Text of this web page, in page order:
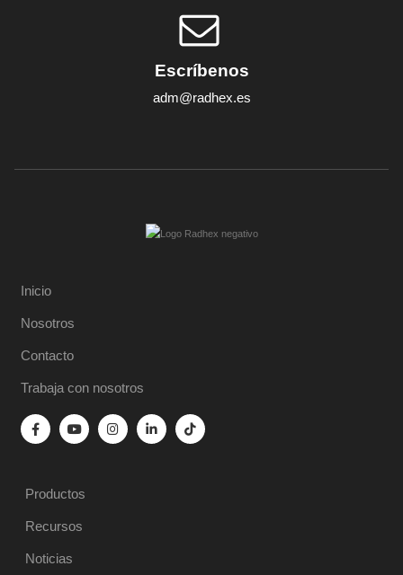
Escríbenos
adm@radhex.es
Inicio
Nosotros
Contacto
Trabaja con nosotros
Productos
Recursos
Noticias